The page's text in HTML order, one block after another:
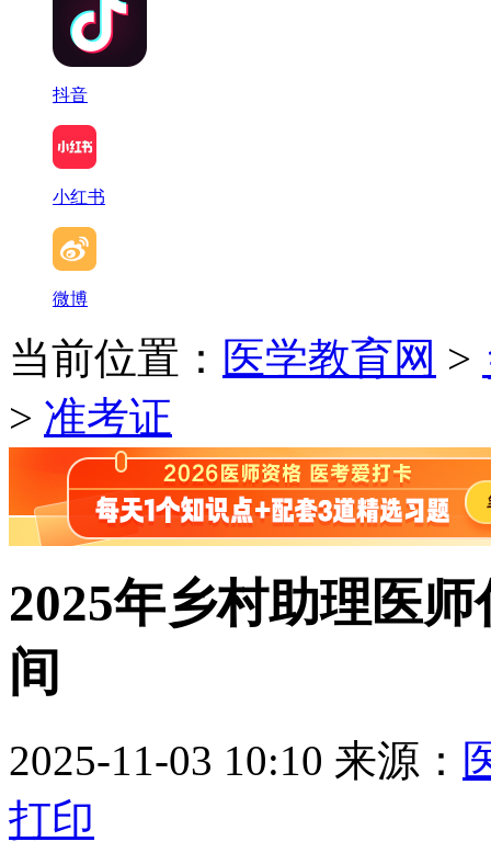
抖音
小红书
微博
当前位置： 医学教育网 >
> 准考证
2025年乡村助理医
间
2025-11-03 10:10 来源：
打印